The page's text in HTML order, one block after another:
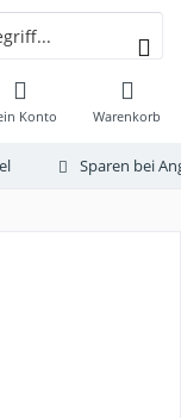
Warenkorb
Konto
Sparen bei